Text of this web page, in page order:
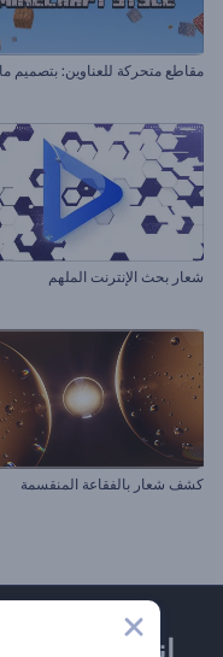
شعار بحث الإنترنت الملهم
كشف شعار بالفقاعة المنقسمة
انضم إلى نشرة